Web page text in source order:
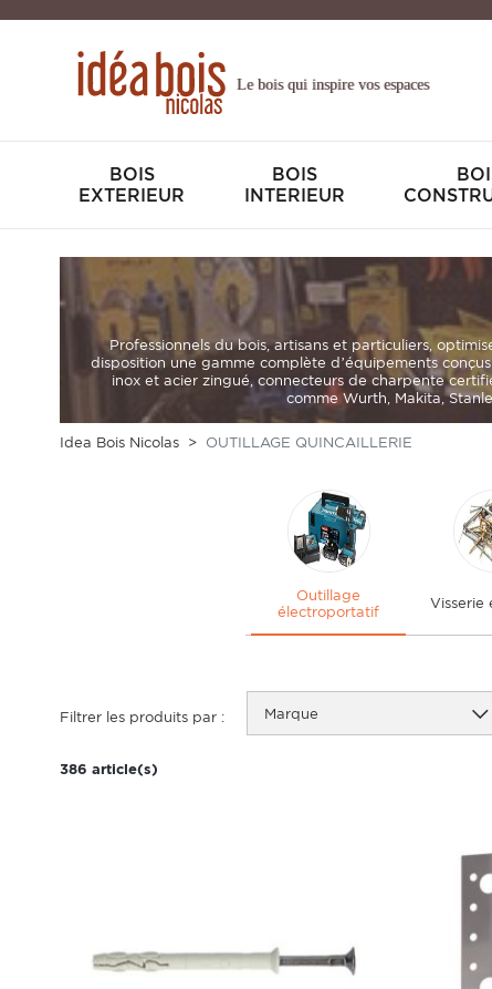
Le bois qui inspire vos espaces
BOIS
EXTERIEUR
BOIS
INTERIEUR
Professionnels du bois, artisans et particuliers,
disposition une gamme complète d’équipements
inox et acier zingué connecteurs de charpente
comme Wurth, Makita,
Idea Bois Nicolas OUTILLAGE QUINCAILLERIE
Outillage
électroportatif
Visserie
Filtrer les produits par : Marque
386 article(s)